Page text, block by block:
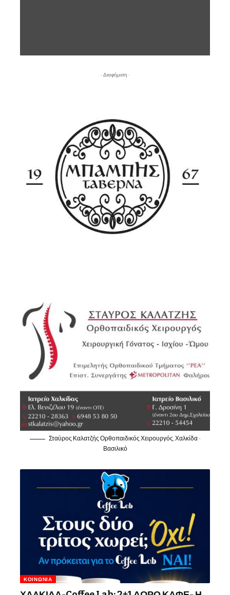
- Διαφήμιση -
Σταύρος Καλατζής Ορθοπαιδικός Χειρουργός, Χαλκίδα -
Βασιλικό
ΚΟΙΝΩΝΊΑ